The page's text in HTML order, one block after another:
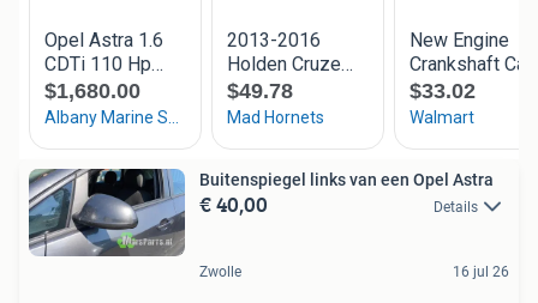
Buitenspiegel links van een Opel Astra
€ 40,00 Details
Zwolle 16 jul 26